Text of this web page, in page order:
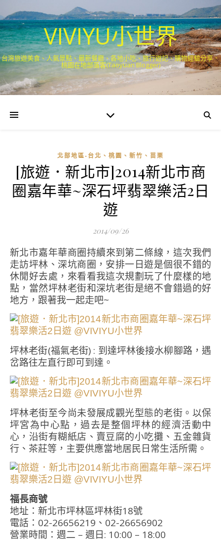
VIVIYU小世界
台灣旅遊美食、人氣景點、最新餐廳、各地小吃、旅行遊記、購物經驗分享．
桃園在地部落客(Taoyuan Blogger)
北部地區-台北、桃園、新竹、苗栗
[旅遊．新北市]2014新北市商
圈嘉年華~深石坪翡翠樂活2日
遊
2014/09/26
新北市嘉年華商圈持續來到第二條線，這次我們
走訪坪林、深坑商圈，安排一日遊是個很不錯的
休閒好去處，來看看我這次規劃玩了什麼樣的地
點，當然坪林老街和深坑老街是絕不會錯過的好
地方，跟著我一起走吧~
坪林老街(福氣老街) : 到達坪林後接水柳腳路，遇
岔路往左直行即可到達。
坪林老街至今尚未發展成觀光型態的老街。以保
坪宮為中心點，過去是整個坪林的經濟活動中
心，沿街有糊紙店、賣豆腐的小吃攤、五金雜貨
行、茶莊等，主要供應當地居民日常生活所需。
福長商號
地址：新北市坪林區坪林街18號
電話：02-26656219、02-26656902
營業時間：週二 – 週日: 10:00 – 18:00